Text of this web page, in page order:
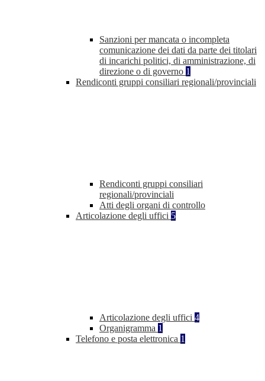
Sanzioni per mancata o incompleta
comunicazione dei dati da parte dei titolari
di incarichi politici, di amministrazione, di
direzione o di governo 1
Rendiconti gruppi consiliari regionali/provinciali
Rendiconti gruppi consiliari
regionali/provinciali
Atti degli organi di controllo
Articolazione degli uffici 5
Articolazione degli uffici 4
Organigramma 1
Telefono e posta elettronica 1